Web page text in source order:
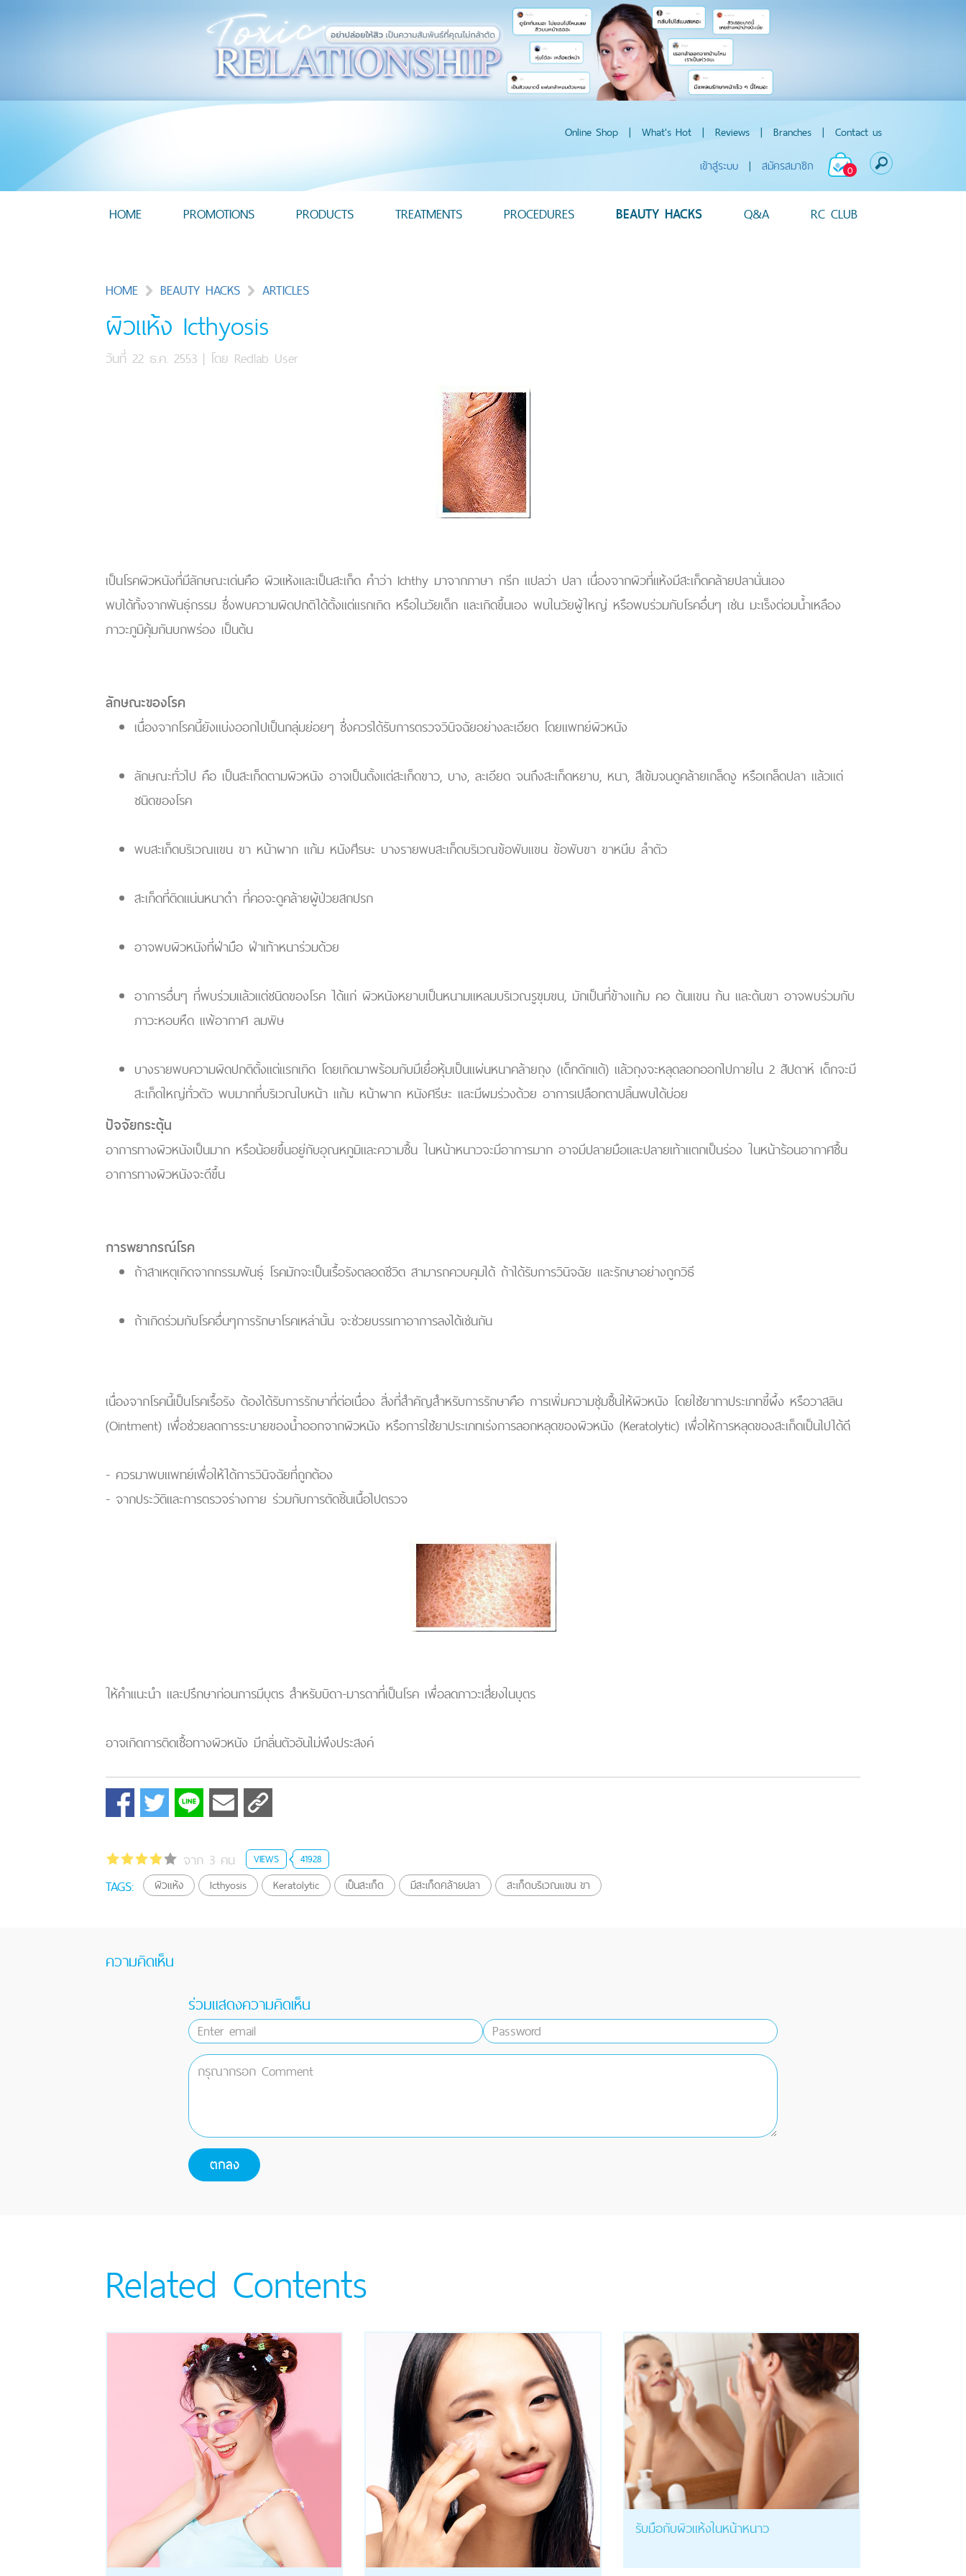
Online Shop | What's Hot | Reviews | Branches | Contact us
0
เข้าสู่ระบบ | สมัครสมาชิก
HOME PROMOTIONS PRODUCTS TREATMENTS PROCEDURES BEAUTY HACKS Q&A RC CLUB
HOME BEAUTY HACKS ARTICLES
ผิวแห้ง Icthyosis
วันที่ 22 ธ.ค. 2553 | โดย Redlab User
เป็นโรคผิวหนังที่มีลักษณะเด่นคือ ผิวแห้งและเป็นสะเก็ด คำว่า Ichthy มาจากภาษา กรีก แปลว่า ปลา เนื่องจากผิวที่แห้งมีสะเก็ดคล้ายปลานั่นเอง
พบได้ทั้งจากพันธุ์กรรม ซึ่งพบความผิดปกติได้ตั้งแต่แรกเกิด หรือในวัยเด็ก และเกิดขึ้นเอง พบในวัยผู้ใหญ่ หรือพบร่วมกับโรคอื่นๆ เช่น มะเร็งต่อมน้ำเหลือง
ภาวะภูมิคุ้มกันบกพร่อง เป็นต้น
ลักษณะของโรค
เนื่องจากโรคนี้ยังแบ่งออกไปเป็นกลุ่มย่อยๆ ซึ่งควรได้รับการตรวจวินิจฉัยอย่างละเอียด โดยแพทย์ผิวหนัง
ลักษณะทั่วไป คือ เป็นสะเก็ดตามผิวหนัง อาจเป็นตั้งแต่สะเก็ดขาว, บาง, ละเอียด จนถึงสะเก็ดหยาบ, หนา, สีเข้มจนดูคล้ายเกล็ดงู หรือเกล็ดปลา แล้วแต่
ชนิดของโรค
พบสะเก็ดบริเวณแขน ขา หน้าผาก แก้ม หนังศีรษะ บางรายพบสะเก็ดบริเวณข้อพับแขน ข้อพับขา ขาหนีบ ลำตัว
สะเก็ดที่ติดแน่นหนาดำ ที่คอจะดูคล้ายผู้ป่วยสกปรก
อาจพบผิวหนังที่ฝ่ามือ ฝ่าเท้าหนาร่วมด้วย
อาการอื่นๆ ที่พบร่วมแล้วแต่ชนิดของโรค ได้แก่ ผิวหนังหยาบเป็นหนามแหลมบริเวณรูขุมขน, มักเป็นที่ข้างแก้ม คอ ต้นแขน ก้น และต้นขา อาจพบร่วมกับ
ภาวะหอบหืด แพ้อากาศ ลมพิษ
บางรายพบความผิดปกติตั้งแต่แรกเกิด โดยเกิดมาพร้อมกับมีเยื่อหุ้มเป็นแผ่นหนาคล้ายถุง (เด็กดักแด้) แล้วถุงจะหลุดลอกออกไปภายใน 2 สัปดาห์ เด็กจะมี
สะเก็ดใหญ่ทั่วตัว พบมากที่บริเวณใบหน้า แก้ม หน้าผาก หนังศรีษะ และมีผมร่วงด้วย อาการเปลือกตาปลิ้นพบได้บ่อย
ปัจจัยกระตุ้น
อาการทางผิวหนังเป็นมาก หรือน้อยขึ้นอยู่กับอุณหภูมิและความชื้น ในหน้าหนาวจะมีอาการมาก อาจมีปลายมือและปลายเท้าแตกเป็นร่อง ในหน้าร้อนอากาศชื้น
อาการทางผิวหนังจะดีขึ้น
การพยากรณ์โรค
ถ้าสาเหตุเกิดจากกรรมพันธุ์ โรคมักจะเป็นเรื้อรังตลอดชีวิต สามารถควบคุมได้ ถ้าได้รับการวินิจฉัย และรักษาอย่างถูกวิธี
ถ้าเกิดร่วมกับโรคอื่นๆการรักษาโรคเหล่านั้น จะช่วยบรรเทาอาการลงได้เช่นกัน
เนื่องจากโรคนี้เป็นโรคเรื้อรัง ต้องได้รับการรักษาที่ต่อเนื่อง สิ่งที่สำคัญสำหรับการรักษาคือ การเพิ่มความชุ่มชื้นให้ผิวหนัง โดยใช้ยาทาประเภทขี้ผึ้ง หรือวาสลิน
(Ointment) เพื่อช่วยลดการระบายของน้ำออกจากผิวหนัง หรือการใช้ยาประเภทเร่งการลอกหลุดของผิวหนัง (Keratolytic) เพื่อให้การหลุดของสะเก็ดเป็นไปได้ดี
- ควรมาพบแพทย์เพื่อให้ได้การวินิจฉัยที่ถูกต้อง
- จากประวัติและการตรวจร่างกาย ร่วมกับการตัดชิ้นเนื้อไปตรวจ
ให้คำแนะนำ และปรึกษาก่อนการมีบุตร สำหรับบิดา-มารดาที่เป็นโรค เพื่อลดภาวะเสี่ยงในบุตร
อาจเกิดการติดเชื้อทางผิวหนัง มีกลิ่นตัวอันไม่พึงประสงค์
จาก 3 คน VIEWS 41928
TAGS: ผิวแห้ง Icthyosis Keratolytic เป็นสะเก็ด มีสะเก็ดคล้ายปลา สะเก็ดบริเวณแขน ขา
ความคิดเห็น
ร่วมแสดงความคิดเห็น
Related Contents
รับมือกับผิวแห้งในหน้าหนาว